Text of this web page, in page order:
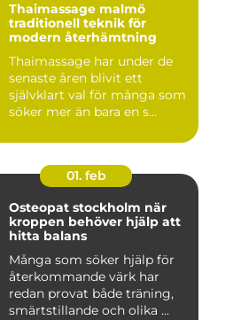
Thaimassage malmö
traditionell teknik för
modern återhämtning
Thaimassage har under de
senaste åren blivit ett
självklart val för många som
söker mer än bara en s...
01. feb
Osteopat stockholm när
kroppen behöver hjälp att
hitta balans
Många som söker hjälp för
återkommande värk har
redan provat både träning,
smärtstillande och olika ...